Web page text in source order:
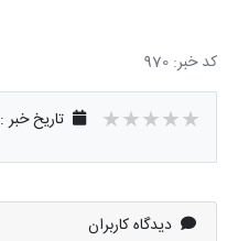
کد خبر: 970
★★★★★
★★★★★
★★★★★ تاریخ خبر : 1403/09/03
دیدگاه کاربران